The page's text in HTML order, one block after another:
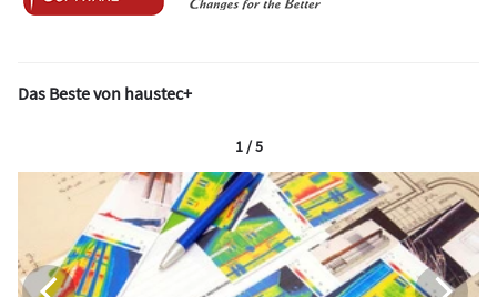
Das Beste von haustec+
1 / 5